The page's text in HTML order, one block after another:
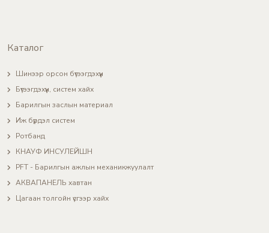
Каталог
Шинээр орсон бүтээгдэхүүн
Бүтээгдэхүүн, систем хайх
Барилгын заслын материал
Иж бүрдэл систем
Ротбанд
КНАУФ ИНСУЛЕЙШН
PFT - Барилгын ажлын механикжуулалт
АКВАПАНЕЛЬ хавтан
Цагаан толгойн үсгээр хайх